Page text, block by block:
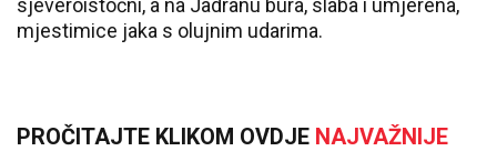
sjeveroistočni, a na Jadranu bura, slaba i umjerena,
mjestimice jaka s olujnim udarima.
PROČITAJTE KLIKOM OVDJE NAJVAŽNIJE